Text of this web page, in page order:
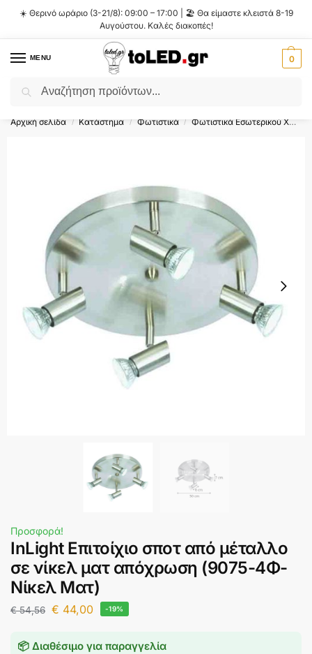
☀️ Θερινό ωράριο (3-21/8): 09:00 – 17:00 | 🏖️ Θα είμαστε κλειστά 8-19
Αυγούστου. Καλές διακοπές!
MENU 0
Flash Sale ⚡ 10% Έκπτωση με τον κωδικό
Αρχική σελίδα / Κατάστημα / Φωτιστικά / Φωτιστικά Εσωτερικού Χώρου
Προσφορά!
InLight Επιτοίχιο σποτ από μέταλλο
σε νίκελ ματ απόχρωση (9075-4Φ-
Νίκελ Ματ)
€54,56 € 44,00 -19%
📦 Διαθέσιμο για παραγγελία